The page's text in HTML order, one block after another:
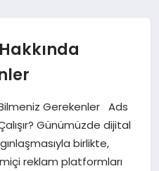
Bilmeniz Gerekenler Ads
Günümüzde dijital
birlikte,
reklam platformları